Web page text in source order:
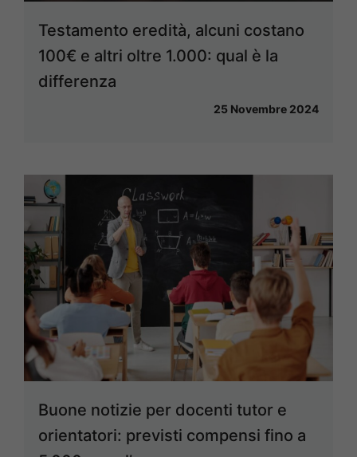
Testamento eredità, alcuni costano
100€ e altri oltre 1.000: qual è la
differenza
25 Novembre 2024
Buone notizie per docenti tutor e
orientatori: previsti compensi fino a